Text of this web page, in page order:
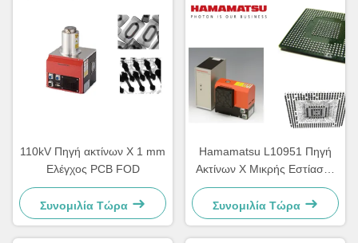
110kV Πηγή ακτίνων Χ 1 mm
Ελέγχος PCB FOD
Συνομιλία Τώρα
Hamamatsu L10951 Πηγή
Ακτίνων Χ Μικρής Εστίασης
50W Υψηλής Σταθερότητας
Ανθεκτική
Συνομιλία Τώρα